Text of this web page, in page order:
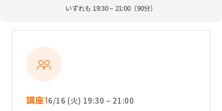
いずれも 19:30 – 21:00（90分）
講座16/16 (火) 19:30 – 21:00